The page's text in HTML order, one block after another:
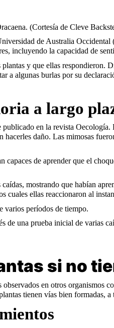
(Cortesía de Cleve
de Australia
incluyendo la capacidad de
y que ellas respondieron.
a algunas burlas por su
a largo
en la revista Oecología.
daño. Las mimosas
de aprender que el
mostrando que habían
cuales ellas reaccionaron al
varios períodos de tiempo.
de una prueba inicial de varias
si no
en otros organismos
tienen vías bien formadas,